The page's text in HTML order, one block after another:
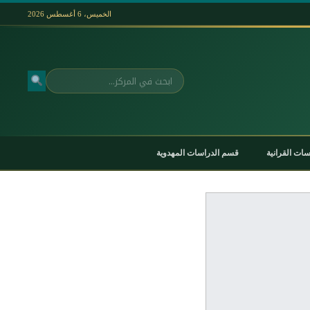
الخميس، 6 أغسطس 2026
بحث
القرانية قسم الدراسات المهدوية